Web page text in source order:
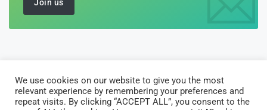
©2026 All Rights Reserved byCustoms-Declarations
AJ Software Solutions Limited is registered in England and Wales
We use cookies on our website to give you the most
relevant experience by remembering your preferences and
repeat visits. By clicking “ACCEPT ALL”, you consent to the